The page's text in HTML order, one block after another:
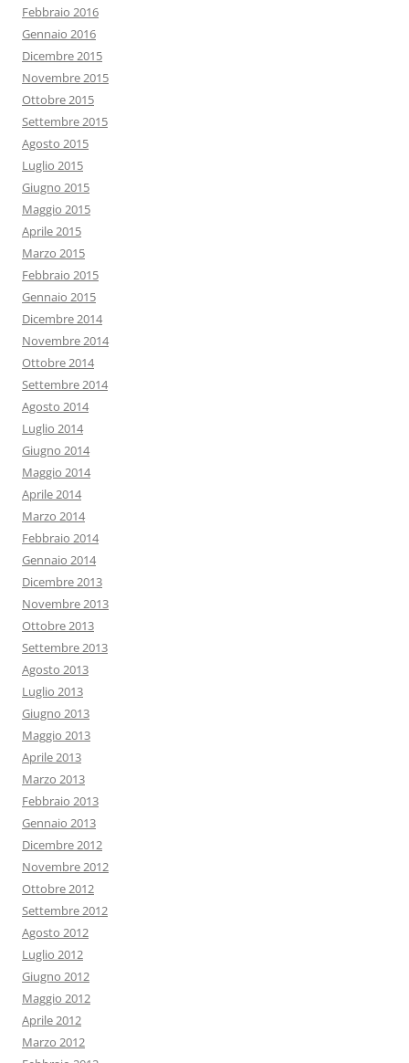
Febbraio 2016
Gennaio 2016
Dicembre 2015
Novembre 2015
Ottobre 2015
Settembre 2015
Agosto 2015
Luglio 2015
Giugno 2015
Maggio 2015
Aprile 2015
Marzo 2015
Febbraio 2015
Gennaio 2015
Dicembre 2014
Novembre 2014
Ottobre 2014
Settembre 2014
Agosto 2014
Luglio 2014
Giugno 2014
Maggio 2014
Aprile 2014
Marzo 2014
Febbraio 2014
Gennaio 2014
Dicembre 2013
Novembre 2013
Ottobre 2013
Settembre 2013
Agosto 2013
Luglio 2013
Giugno 2013
Maggio 2013
Aprile 2013
Marzo 2013
Febbraio 2013
Gennaio 2013
Dicembre 2012
Novembre 2012
Ottobre 2012
Settembre 2012
Agosto 2012
Luglio 2012
Giugno 2012
Maggio 2012
Aprile 2012
Marzo 2012